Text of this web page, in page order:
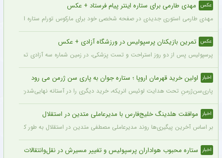
عکس مهدی طارمی برای ستاره اینتر پیام فرستاد + عکس
مهدی طارمی استوری جدیدی در صفحه شخصی خود برای مارکوس تورام ستاره اینتر
عکس تمرین بازیکنان پرسپولیس در ورزشگاه آزادی + عکس
پرسپولیس پس از دو روز استراحت و تست پزشکی، در زمین شماره سه آزادی تمرین کرد.
اخبار اولین خرید قهرمان اروپا ؛ ستاره جوان به پاری سن ژرمن می رود
پاری‌سن‌ژرمنِ تحت هدایت لوئیس انریکه، خرید دیگری را در آستانه نهایی‌شدن دارد.
اخبار موافقت هلدینگ خلیج‌فارس با مدیرعاملی متدین در استقلال
بر اساس آخرین پیگیری‌ها روند مدیرعاملی مصطفی متدین در استقلال به طور کامل
اخبار ستاره محبوب هواداران پرسپولیس و تغییر مسیرش در نقل‌وانتقالات